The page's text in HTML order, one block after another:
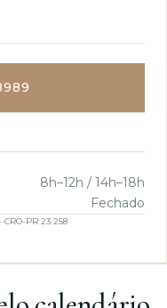
8h–12h / 14h–18h
Fechado
PR 23.258